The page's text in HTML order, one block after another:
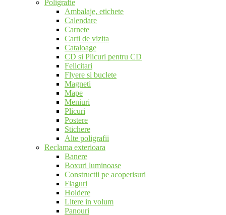
Poligrafie
Ambalaje, etichete
Calendare
Carnete
Carti de vizita
Cataloage
CD si Plicuri pentru CD
Felicitari
Flyere si buclete
Magneti
Mape
Meniuri
Plicuri
Postere
Stichere
Alte poligrafii
Reclama exterioara
Banere
Boxuri luminoase
Constructii pe acoperisuri
Flaguri
Holdere
Litere in volum
Panouri